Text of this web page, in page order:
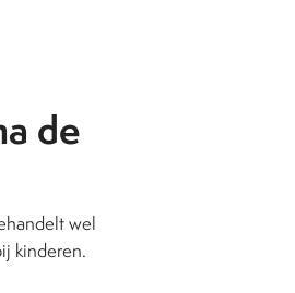
de
wel
kinderen.